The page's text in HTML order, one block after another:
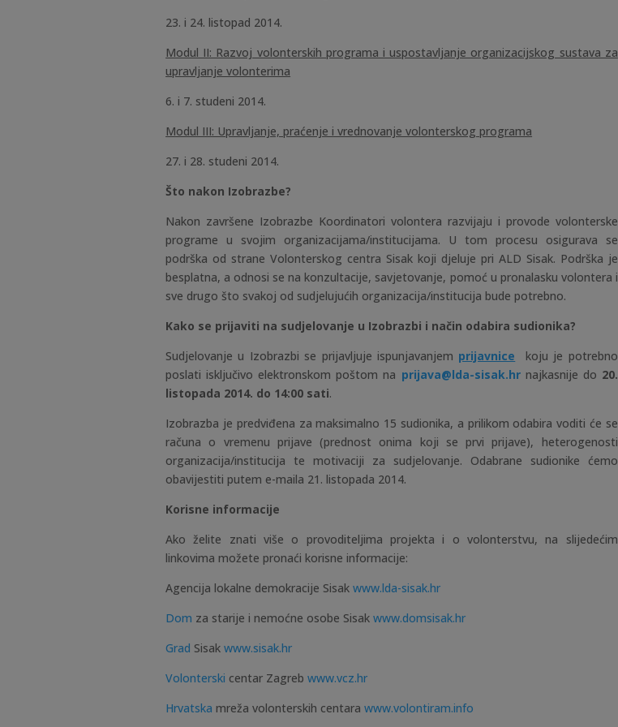
23. i 24. listopad 2014.
Modul II: Razvoj volonterskih programa i uspostavljanje organizacijskog sustava za
upravljanje volonterima
6. i 7. studeni 2014.
Modul III: Upravljanje, praćenje i vrednovanje volonterskog programa
27. i 28. studeni 2014.
Što nakon Izobrazbe?
Nakon završene Izobrazbe Koordinatori volontera razvijaju i provode volonterske
programe u svojim organizacijama/institucijama. U tom procesu osigurava se
podrška od strane Volonterskog centra Sisak koji djeluje pri ALD Sisak. Podrška je
besplatna, a odnosi se na konzultacije, savjetovanje, pomoć u pronalasku volontera i
sve drugo što svakoj od sudjelujućih organizacija/institucija bude potrebno.
Kako se prijaviti na sudjelovanje u Izobrazbi i način odabira sudionika?
Sudjelovanje u Izobrazbi se prijavljuje ispunjavanjem prijavnice koju je potrebno
poslati isključivo elektronskom poštom na prijava@lda-sisak.hrnajkasnije do 20.
listopada 2014. do 14:00 sati.
Izobrazba je predviđena za maksimalno 15 sudionika, a prilikom odabira voditi će se
računa o vremenu prijave (prednost onima koji se prvi prijave), heterogenosti
organizacija/institucija te motivaciji za sudjelovanje. Odabrane sudionike ćemo
obavijestiti putem e-maila 21. listopada 2014.
Korisne informacije
Ako želite znati više o provoditeljima projekta i o volonterstvu, na slijedećim
linkovima možete pronaći korisne informacije:
Agencija lokalne demokracije Sisakwww.lda-sisak.hr
Dom za starije i nemoćne osobe Sisakwww.domsisak.hr
Grad Sisakwww.sisak.hr
Volonterski centar Zagrebwww.vcz.hr
Hrvatska mreža volonterskih centarawww.volontiram.info